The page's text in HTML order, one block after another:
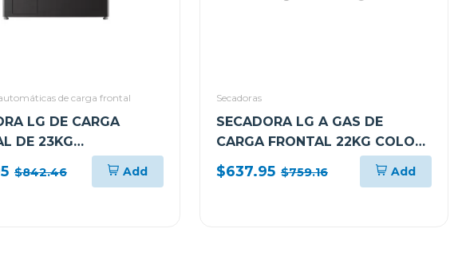
de carga frontal
LG DE CARGA
DE 23KG
360 AI DD CON
$842.46 Add
Secadoras
SECADORA LG A GAS DE
CARGA FRONTAL 22KG COLOR
GRIS THINQ DF74VFXS6
$637.95 $759.16 Add